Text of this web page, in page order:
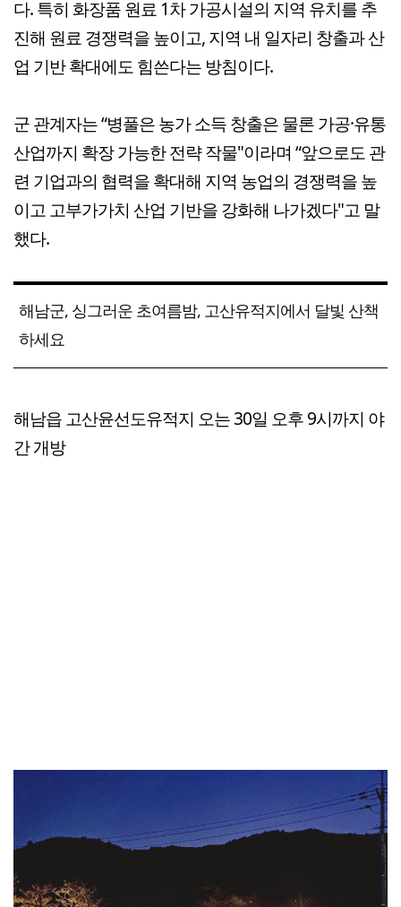
다. 특히 화장품 원료 1차 가공시설의 지역 유치를 추
진해 원료 경쟁력을 높이고, 지역 내 일자리 창출과 산
업 기반 확대에도 힘쓴다는 방침이다.
군 관계자는 “병풀은 농가 소득 창출은 물론 가공·유통
산업까지 확장 가능한 전략 작물"이라며 “앞으로도 관
련 기업과의 협력을 확대해 지역 농업의 경쟁력을 높
이고 고부가가치 산업 기반을 강화해 나가겠다"고 말
했다.
해남군, 싱그러운 초여름밤, 고산유적지에서 달빛 산책
하세요
해남읍 고산윤선도유적지 오는 30일 오후 9시까지 야
간 개방